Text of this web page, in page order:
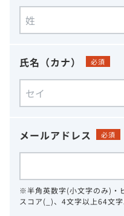
氏名（カナ） 必須
メールアドレス 必須
※半角英数字(小文字のみ)・
スコア(_)、4文字以上64文字